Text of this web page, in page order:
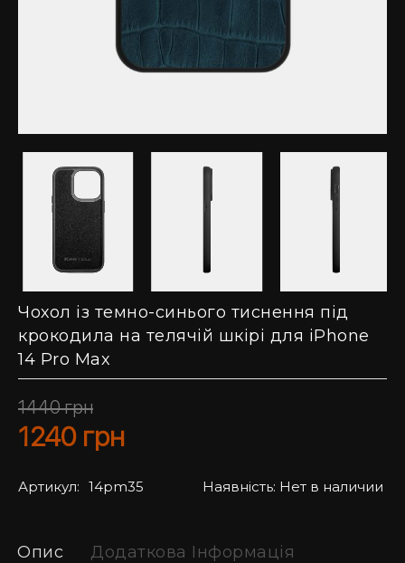
Чохол із темно-синього тиснення під
крокодила на телячій шкірі для iPhone
14 Pro Max
1440грн
1240 грн
Артикул: 14pm35 Наявність: Нет в наличии
Опис
Додаткова Інформація